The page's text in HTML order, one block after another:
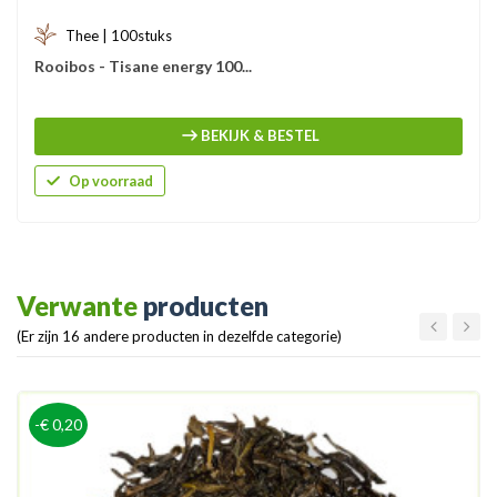
Thee | 100stuks
Rooibos - Tisane energy 100...
BEKIJK & BESTEL
Op voorraad
Verwante producten
(Er zijn 16 andere producten in dezelfde categorie)
-€ 0,20